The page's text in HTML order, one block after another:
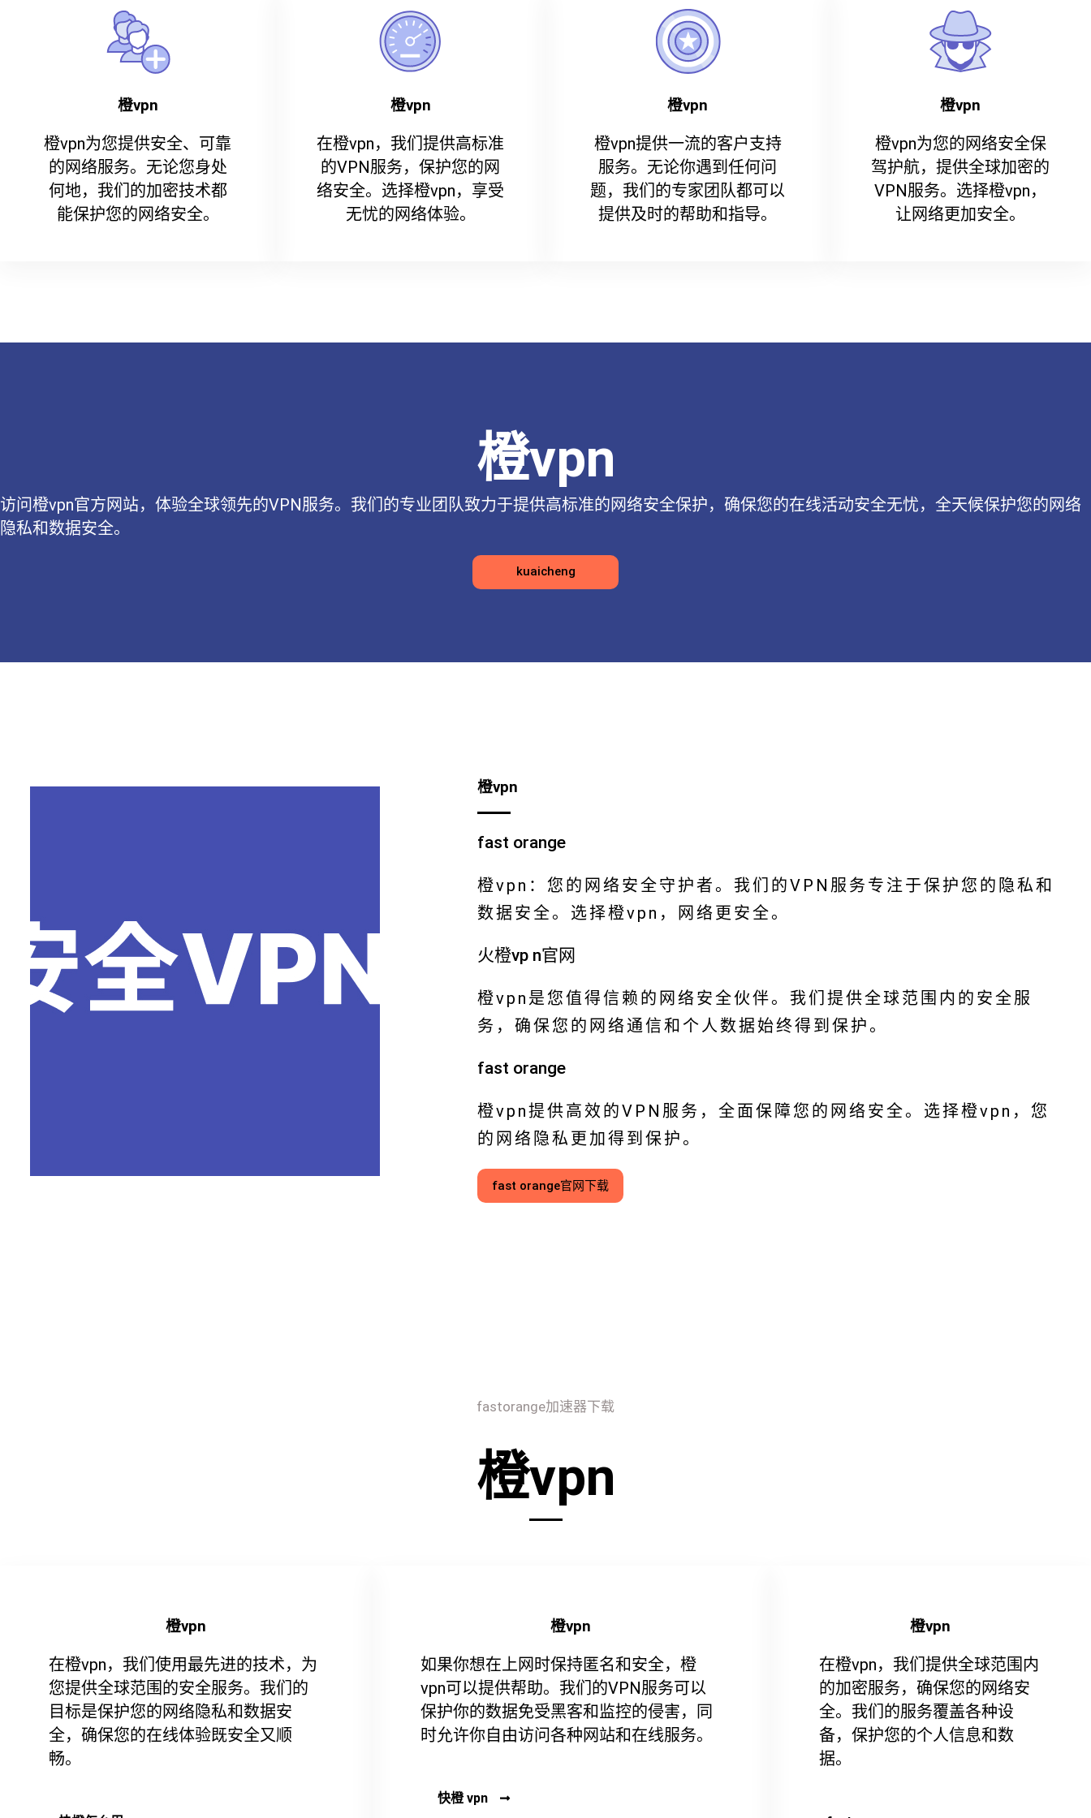
橙vpn
橙vpn为您提供安全、可靠
的网络服务。无论您身处
何地，我们的加密技术都
能保护您的网络安全。
橙vpn
在橙vpn，我们提供高标准
的VPN服务，保护您的网
络安全。选择橙vpn，享受
无忧的网络体验。
橙vpn
橙vpn提供一流的客户支持
服务。无论你遇到任何问
题，我们的专家团队都可以
提供及时的帮助和指导。
橙vpn
橙vpn为您的网络安全保
驾护航，提供全球加密的
VPN服务。选择橙vpn，
让网络更加安全。
橙vpn
访问橙vpn官方网站，体验全球领先的VPN服务。我们的专业团队致力于提供高标准的网络安全保护，确保您的在线活动安全无忧，全天候保护您的网络
隐私和数据安全。
kuaicheng
橙vpn
fast orange
橙vpn：您的网络安全守护者。我们的VPN服务专注于保护您的隐私和
数据安全。选择橙vpn，网络更安全。
火橙vp n官网
橙vpn是您值得信赖的网络安全伙伴。我们提供全球范围内的安全服
务，确保您的网络通信和个人数据始终得到保护。
fast orange
橙vpn提供高效的VPN服务，全面保障您的网络安全。选择橙vpn，您
的网络隐私更加得到保护。
fast orange官网下载
fastorange加速器下载
橙vpn
橙vpn
在橙vpn，我们使用最先进的技术，为
您提供全球范围的安全服务。我们的
目标是保护您的网络隐私和数据安
全，确保您的在线体验既安全又顺
畅。
橙vpn
如果你想在上网时保持匿名和安全，橙
vpn可以提供帮助。我们的VPN服务可以
保护你的数据免受黑客和监控的侵害，同
时允许你自由访问各种网站和在线服务。
快橙 vpn
橙vpn
在橙vpn，我们提供全球范围内
的加密服务，确保您的网络安
全。我们的服务覆盖各种设
备，保护您的个人信息和数
据。